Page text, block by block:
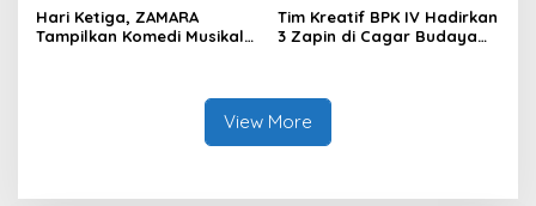
Pengunjung
Desa Ketam Putih
Hari Ketiga, ZAMARA
Tampilkan Komedi Musikal
Tim Kreatif BPK IV Hadirkan
3 Zapin di Cagar Budaya
View More